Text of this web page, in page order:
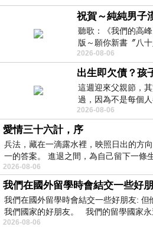
祝賀～純純男子
聽歌：《我們的高
版～願你新書〞八
經在我的版留言…「
2026-08-06
這週迎來父親節，
過，因為不是每個
節的，平時也沒什
2026-08-06
愛情三十六計，序
兵法，藏在一滴露水裡，映照日出的方
一的答案。 進退之間，為自己留下一條
2026-08-06
我們在國外留學時會結交一些好朋友:
我們國家的好朋友。 我們的留學國家
2026-08-06